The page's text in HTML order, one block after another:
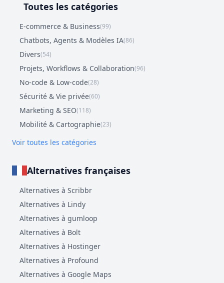
Toutes les catégories
E-commerce & Business(99)
Chatbots, Agents & Modèles IA(86)
Divers(54)
Projets, Workflows & Collaboration(96)
No-code & Low-code(28)
Sécurité & Vie privée(60)
Marketing & SEO(118)
Mobilité & Cartographie(23)
Voir toutes les catégories
Alternatives françaises
Alternatives à Scribbr
Alternatives à Lindy
Alternatives à gumloop
Alternatives à Bolt
Alternatives à Hostinger
Alternatives à Profound
Alternatives à Google Maps